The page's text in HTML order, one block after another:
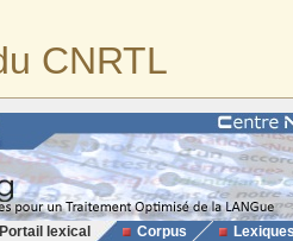
CNRTL
Portail lexical Corpus